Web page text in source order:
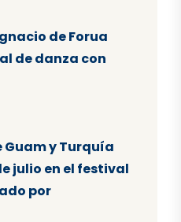
de Forua
de danza con
Guam y Turquía
julio en el festival
por